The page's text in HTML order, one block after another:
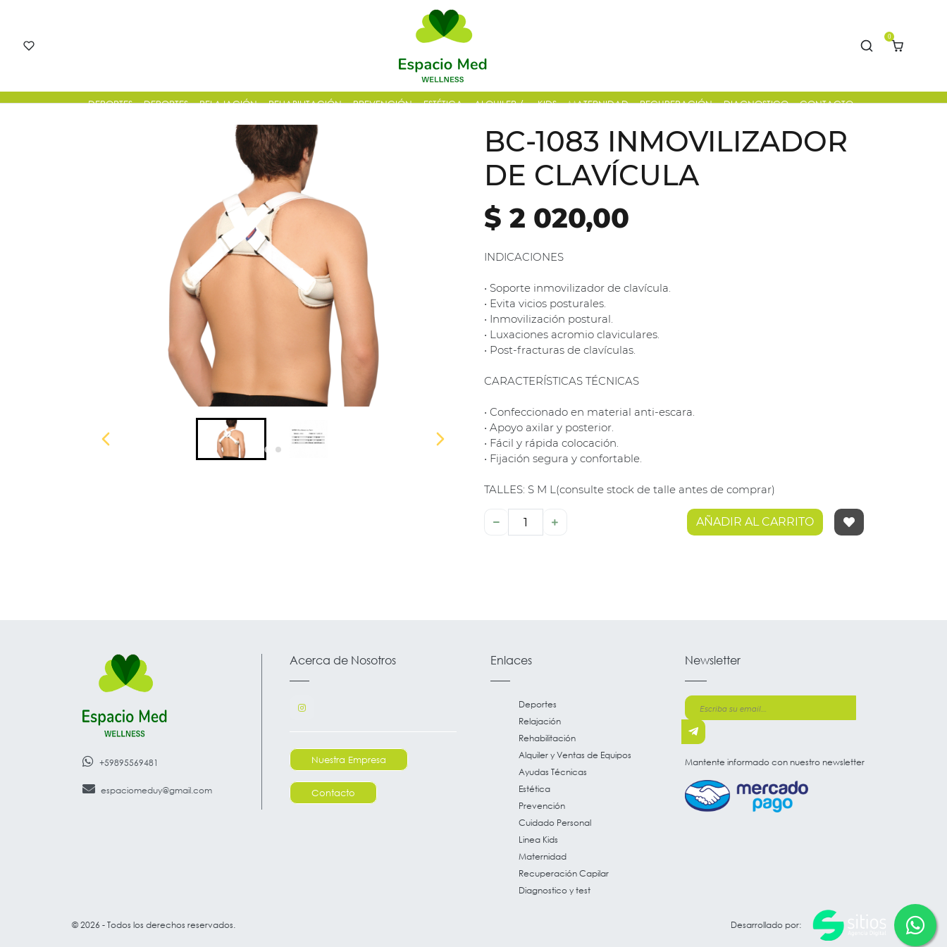
0
DEPORTES DEPORTES RELAJACIÓN REHABILITACIÓN PREVENCIÓN ESTÉTICA
ALQUILER /
KIDS MATERNIDAD
RECUPERACIÓN
DIAGNOSTICO
CONTACTO
BC-1083 INMOVILIZADOR
DE CLAVÍCULA
$ 2 020,00
INDICACIONES
• Soporte inmovilizador de clavícula.
• Evita vicios posturales.
• Inmovilización postural.
• Luxaciones acromio claviculares.
• Post-fracturas de clavículas.
CARACTERÍSTICAS TÉCNICAS
• Confeccionado en material anti-escara.
• Apoyo axilar y posterior.
• Fácil y rápida colocación.
• Fijación segura y confortable.
TALLES: S M L(consulte stock de talle antes de comprar)
AÑADIR AL CARRITO
+59895569481
espaciomeduy@gmail.com
Acerca de Nosotros
Nuestra Empresa
Contacto
Enlaces
Deportes
Relajación
Rehabilitación
Alquiler y Ventas de Equipos
Ayudas Técnicas
Estética
Prevención
Cuidado Personal
Linea Kids
Maternidad
Recuperación Capilar
Diagnostico y test
Newsletter
Mantente informado con nuestro newsletter
© 2026 - Todos los derechos reservados. Desarrollado por: